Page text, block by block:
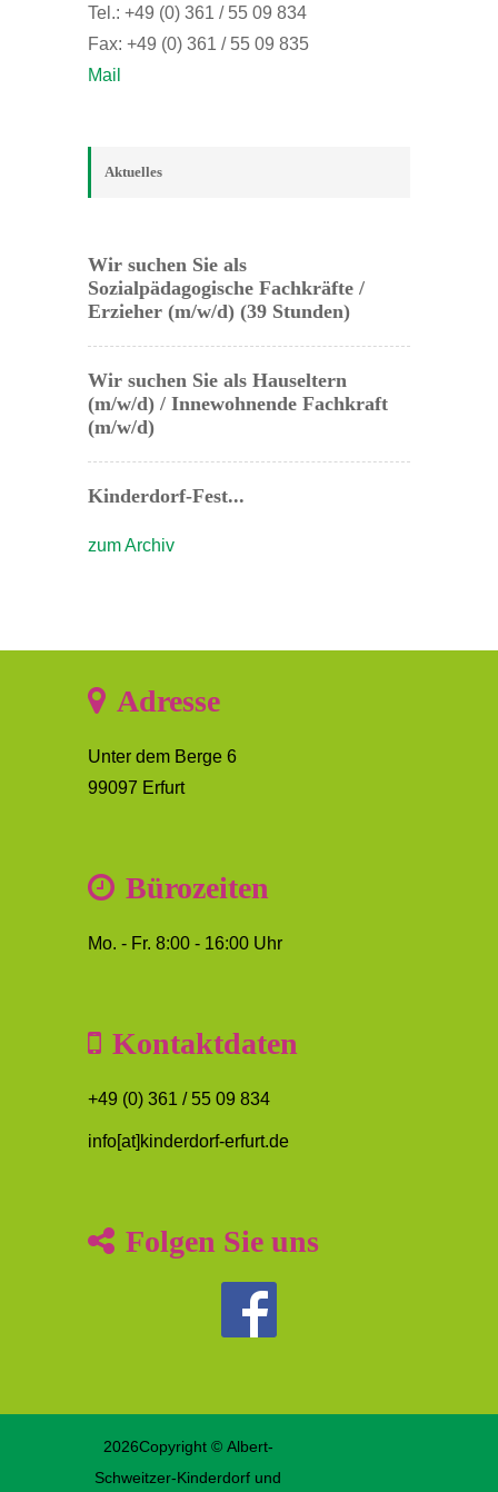
Tel.: +49 (0) 361 / 55 09 834
Fax: +49 (0) 361 / 55 09 835
Mail
Aktuelles
Wir suchen Sie als
Sozialpädagogische Fachkräfte /
Erzieher (m/w/d) (39 Stunden)
Wir suchen Sie als Hauseltern
(m/w/d) / Innewohnende Fachkraft
(m/w/d)
Kinderdorf-Fest...
zum Archiv
Adresse
Unter dem Berge 6
99097 Erfurt
Bürozeiten
Mo. - Fr. 8:00 - 16:00 Uhr
Kontaktdaten
+49 (0) 361 / 55 09 834
info[at]kinderdorf-erfurt.de
Folgen Sie uns
2026Copyright © Albert-
Schweitzer-Kinderdorf und